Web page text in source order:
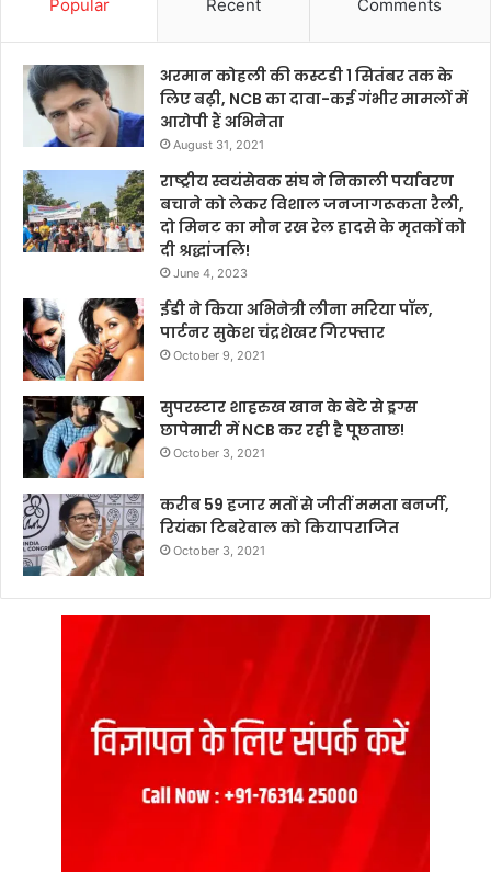
Popular Recent Comments
अरमान कोहली की कस्टडी 1 सितंबर तक के
लिए बढ़ी, NCB का दावा-कई गंभीर मामलों में
आरोपी हैं अभिनेता
August 31, 2021
राष्ट्रीय स्वयंसेवक संघ ने निकाली पर्यावरण
बचाने को लेकर विशाल जनजागरूकता रैली,
दो मिनट का मौन रख रेल हादसे के मृतकों को
दी श्रद्धांजलि!
June 4, 2023
ईडी ने किया अभिनेत्री लीना मरिया पॉल,
पार्टनर सुकेश चंद्रशेखर गिरफ्तार
October 9, 2021
सुपरस्टार शाहरुख खान के बेटे से ड्रग्स
छापेमारी में NCB कर रही है पूछताछ!
October 3, 2021
करीब 59 हजार मतों से जीतीं ममता बनर्जी,
रियंका टिबरेवाल को कियापराजित
October 3, 2021